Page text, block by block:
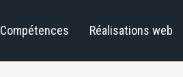
Compétences Réalisations web